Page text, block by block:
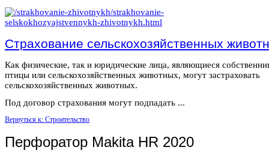
Страхование сельскохозяйственных
Как физические, так и юридические лица, являющиеся
птицы или сельскохозяйственных животных, могут застраховать
сельскохозяйственных животных.
Под договор страхования могут подпадать ...
Вернуться к: Строительство
Перфоратор Makita HR 2020